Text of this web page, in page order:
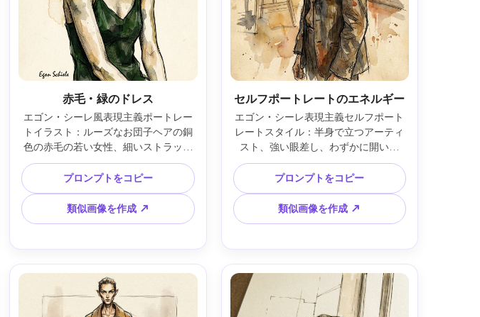
赤毛・緑のドレス
エゴン・シーレ風表現主義ポートレー
トイラスト：ルーズなお団子ヘアの銅
色の赤毛の若い女性、細いストラップ
の濃いグリーンのスリップドレス、斜
めの首と鋭い鎖骨、生々しい輪郭線と
斜線影、肌の色はくすんで水彩の滲み
あり、背景は最小限で淡い暖色の染
み、大胆で不安な優雅さ、ギャラリー
度、やわらかい映画的照明 ―ar 4:5
プロンプトをコピー
類似画像を作成 ↗
セルフポートレートのエネルギー
エゴン・シーレ表現主義セルフポート
レートスタイル：半身で立つアーティ
スト、強い眼差し、わずかに開いた
唇、誇張された角張った顎、緊張した
線とクロスハッチ、暖かいオーカーと
灰色の水彩、荒い紙の粒、背景は数本
の線で空間のみ示し、感情の電気的ム
ード、高精細プロイラスト、85mmレ
プロンプトをコピー
類似画像を作成 ↗